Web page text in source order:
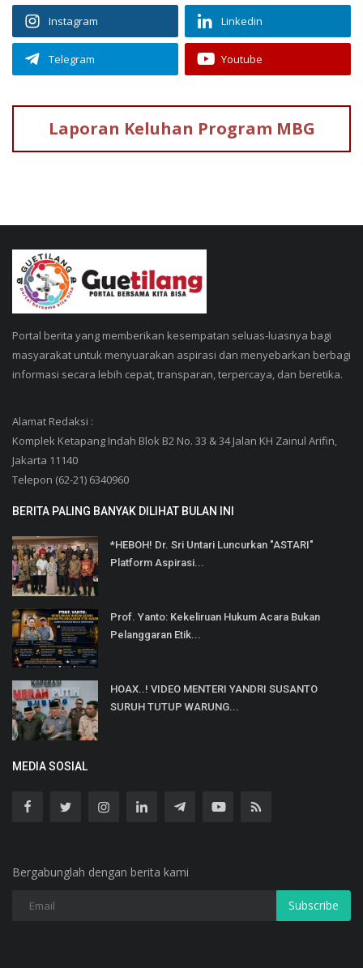
Instagram Linkedin
Telegram Youtube
Laporan Keluhan Program MBG
Portal berita yang memberikan kesempatan seluas-luasnya bagi
masyarakat untuk menyuarakan aspirasi dan menyebarkan berbagi
informasi secara lebih cepat, transparan, terpercaya, dan beretika.
Alamat Redaksi :
Komplek Ketapang Indah Blok B2 No. 33 & 34 Jalan KH Zainul Arifin,
Jakarta 11140
Telepon (62-21) 6340960
BERITA PALING BANYAK DILIHAT BULAN INI
*HEBOH! Dr. Sri Untari Luncurkan "ASTARI"
Platform Aspirasi...
Prof. Yanto: Kekeliruan Hukum Acara Bukan
Pelanggaran Etik...
HOAX..! VIDEO MENTERI YANDRI SUSANTO
SURUH TUTUP WARUNG...
MEDIA SOSIAL
Bergabunglah dengan berita kami
Subscribe